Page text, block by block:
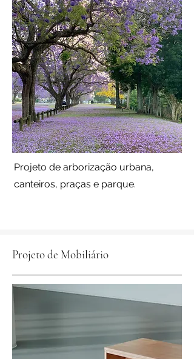
Projeto de arborização urbana,
canteiros, praças e parque.
Projeto de Mobiliário